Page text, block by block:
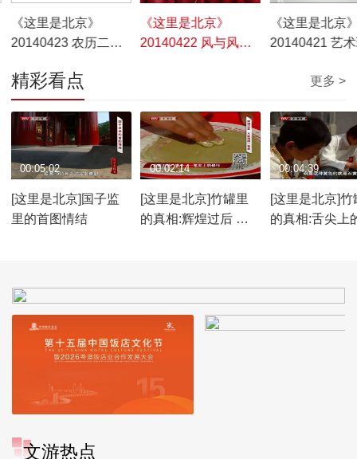
《这里是北京》
20140423 农历二十
的日程表
《这里是北京》
20140422 风与风筝
《这里是北京
20140421 艺
精彩看点 更多 >
[这里是北京]国子监
里的首图情结
00:05:02
[这里是北京]竹罐里
的真相:辉煌过后 不
00:02:14
[这里是北京]竹
的真相:舌尖上
00:04:39
文游热点